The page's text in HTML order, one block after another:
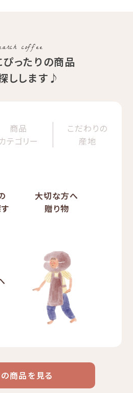
coffee
ったりの商品
しします♪
商品
カテゴリー
こだわりの
産地
大切な方へ
贈り物
リキッド
コーヒー
豆・粉
ケニア
商品を見る